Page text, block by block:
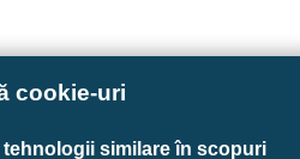
cookie-uri
similare în scopuri